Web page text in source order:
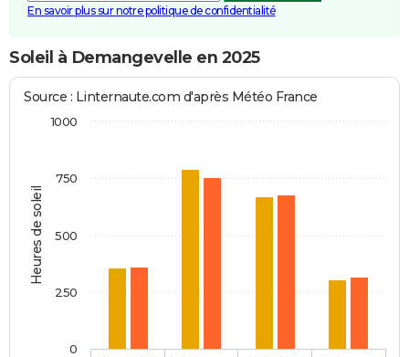
En savoir plus sur notre politique de confidentialité
Soleil à Demangevelle en 2025
Heures de soleil
Source : Linternaute.com d'après Météo France
0
1000
250
500
750